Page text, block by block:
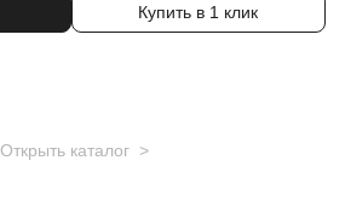
Купить в 1 клик
Открыть каталог >